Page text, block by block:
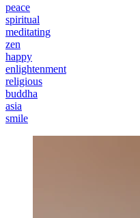
peace
spiritual
meditating
zen
happy
enlightenment
religious
buddha
asia
smile